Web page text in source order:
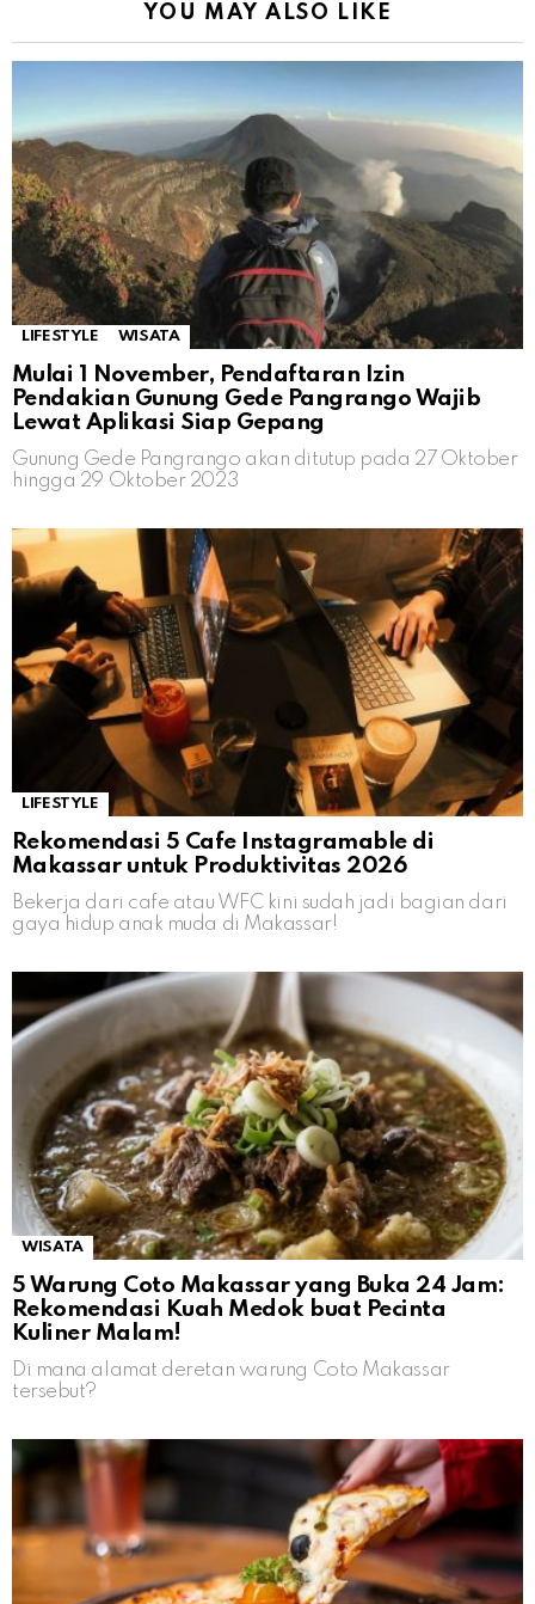
YOU MAY ALSO LIKE
LIFESTYLE WISATA
Mulai 1 November, Pendaftaran Izin
Pendakian Gunung Gede Pangrango Wajib
Lewat Aplikasi Siap Gepang
Gunung Gede Pangrango akan ditutup pada 27 Oktober
hingga 29 Oktober 2023
LIFESTYLE
Rekomendasi 5 Cafe Instagramable di
Makassar untuk Produktivitas 2026
Bekerja dari cafe atau WFC kini sudah jadi bagian dari
gaya hidup anak muda di Makassar!
WISATA
5 Warung Coto Makassar yang Buka 24 Jam:
Rekomendasi Kuah Medok buat Pecinta
Kuliner Malam!
Di mana alamat deretan warung Coto Makassar
tersebut?